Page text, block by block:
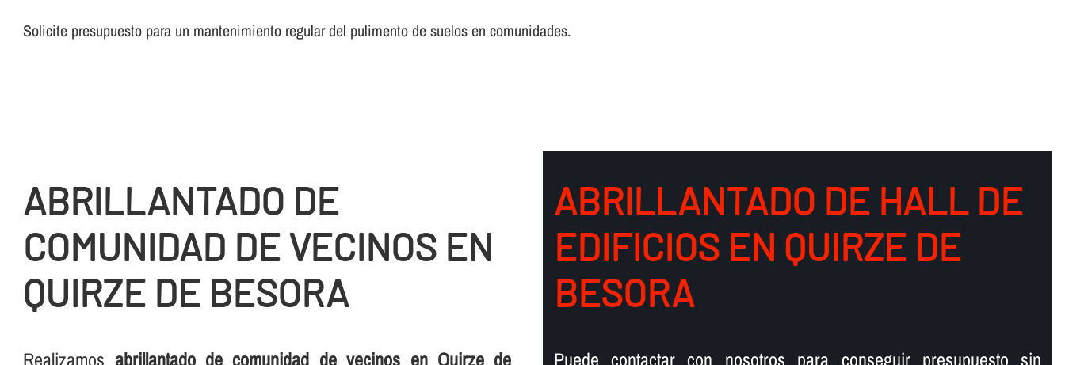
Solicite presupuesto para un mantenimiento regular del pulimento de suelos en comunidades.
ABRILLANTADO DE
COMUNIDAD DE VECINOS EN
QUIRZE DE BESORA
Realizamos abrillantado de comunidad de vecinos en Quirze de
ABRILLANTADO DE HALL DE
EDIFICIOS EN QUIRZE DE
BESORA
Puede contactar con nosotros para conseguir presupuesto sin